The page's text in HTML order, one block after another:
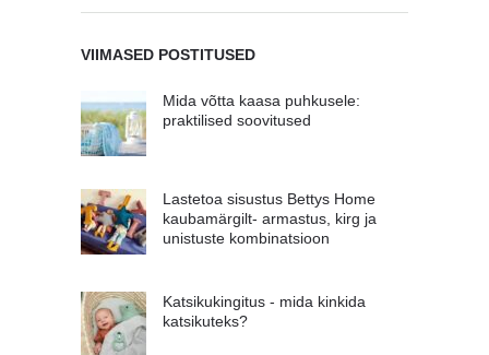
VIIMASED POSTITUSED
Mida võtta kaasa puhkusele:
praktilised soovitused
Lastetoa sisustus Bettys Home
kaubamärgilt- armastus, kirg ja
unistuste kombinatsioon
Katsikukingitus - mida kinkida
katsikuteks?